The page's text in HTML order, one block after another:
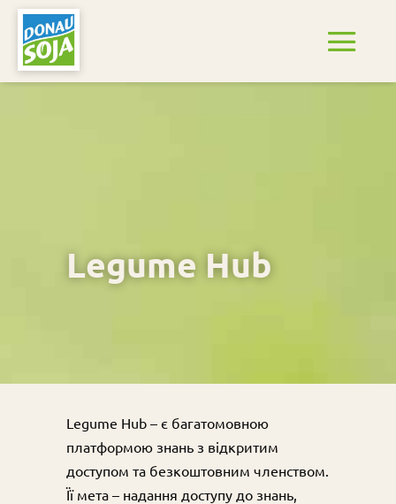
Legume Hub
Legume Hub – є багатомовною
платформою знань з відкритим
доступом та безкоштовним членством.
Її мета – надання доступу до знань,